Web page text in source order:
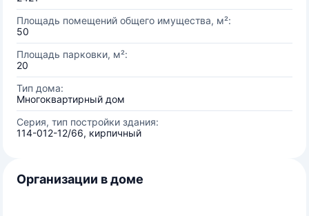
Площадь помещений общего имущества, м²:
50
Площадь парковки, м²:
20
Тип дома:
Многоквартирный дом
Серия, тип постройки здания:
114-012-12/66, кирпичный
Организации в доме